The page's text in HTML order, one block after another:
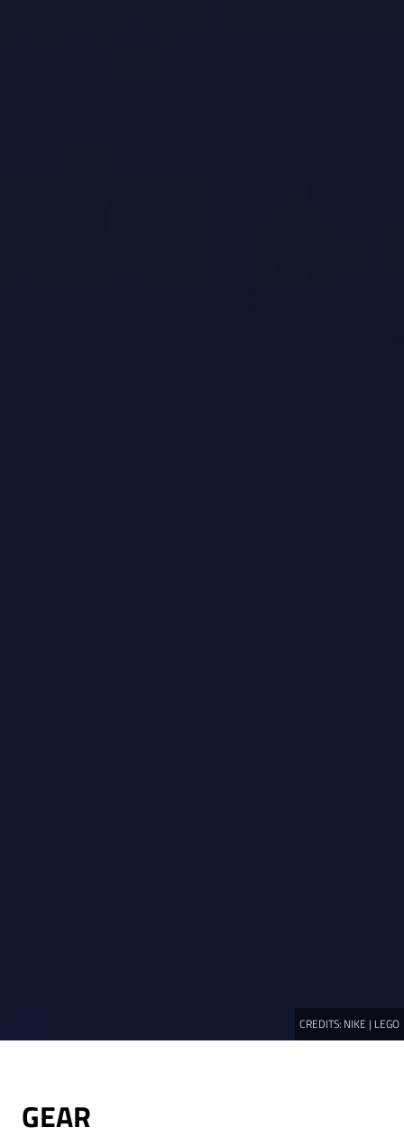
CREDITS: NIKE | LEGO
GEAR